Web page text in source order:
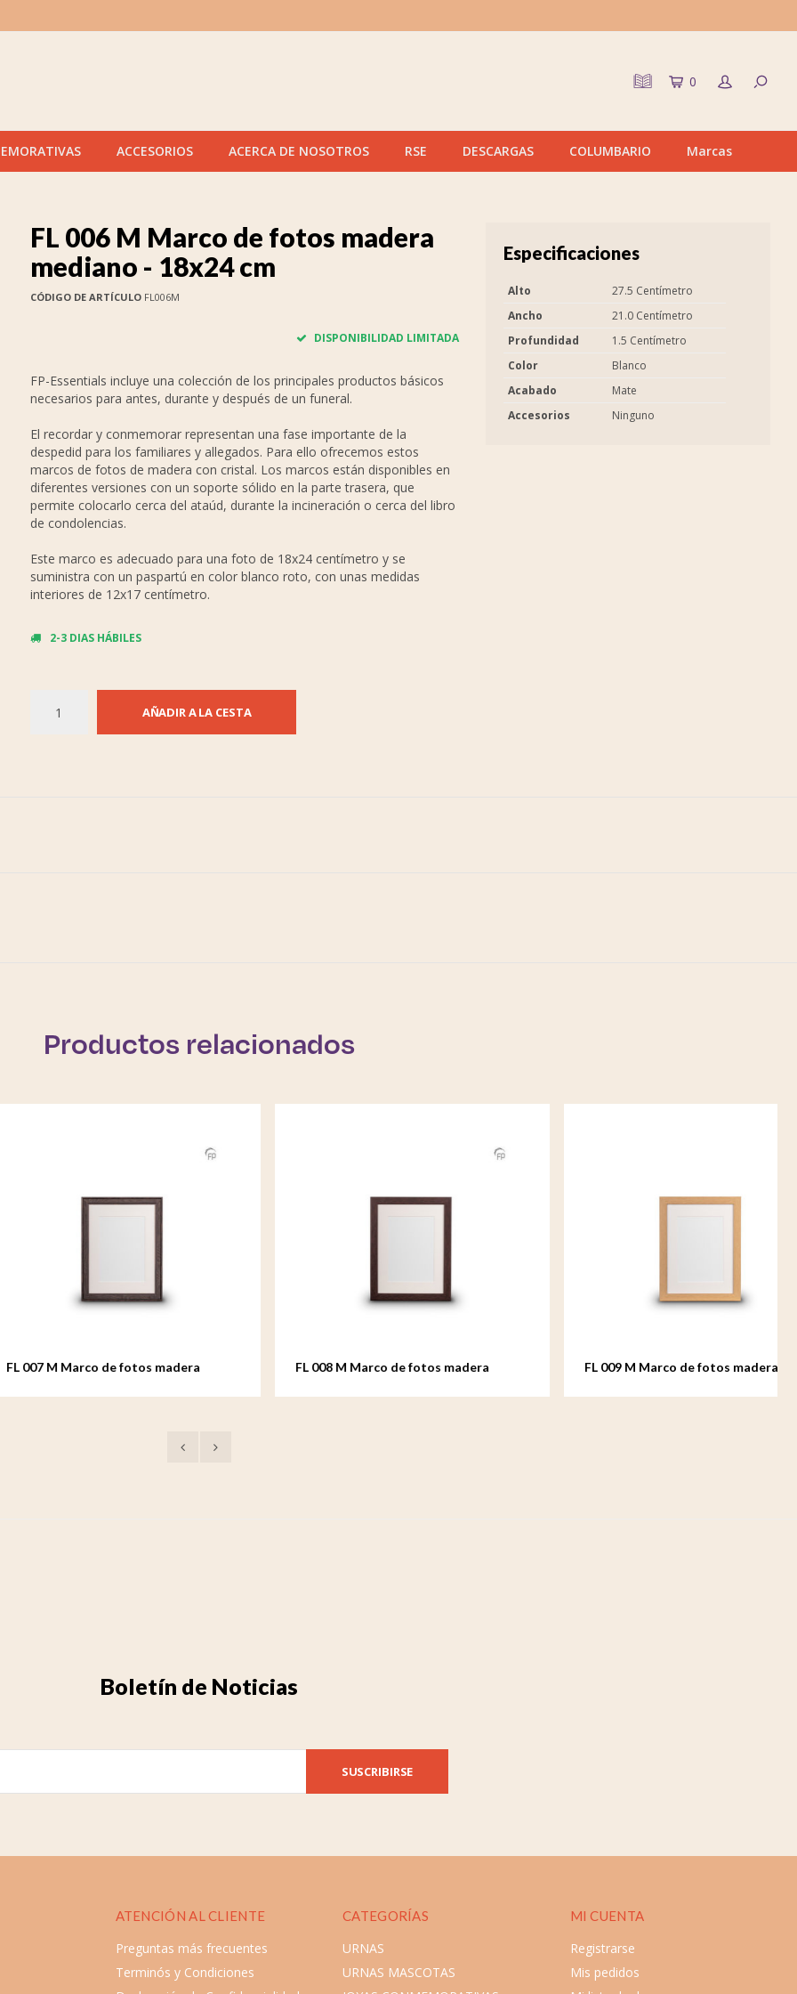
0
ACCESORIOS ACERCA DE NOSOTROS RSE DESCARGAS COLUMBARIO Marcas
FL 006 M Marco de fotos madera
mediano - 18x24 cm
CÓDIGO DE ARTÍCULOFL006M
DISPONIBILIDAD LIMITADA
FP-Essentials incluye una colección de los principales productos básicos
necesarios para antes, durante y después de un funeral.
El recordar y conmemorar representan una fase importante de la
despedid para los familiares y allegados. Para ello ofrecemos estos
marcos de fotos de madera con cristal. Los marcos están disponibles en
diferentes versiones con un soporte sólido en la parte trasera, que
permite colocarlo cerca del ataúd, durante la incineración o cerca del libro
de condolencias.
Este marco es adecuado para una foto de 18x24 centímetro y se
suministra con un paspartú en color blanco roto, con unas medidas
interiores de 12x17 centímetro.
2-3 DIAS HÁBILES
AÑADIR A LA CESTA
Especificaciones
Alto
27.5 Centímetro
Ancho
21.0 Centímetro
Profundidad
1.5 Centímetro
Color
Blanco
Acabado
Mate
Accesorios
Ninguno
Productos relacionados
de fotos madera
FL 008 M Marco de fotos madera
FL 009 M Marco de fotos madera
Boletín de Noticias
SUSCRIBIRSE
ATENCIÓN AL CLIENTE
Preguntas más frecuentes
Terminós y Condiciones
CATEGORÍAS
URNAS
URNAS MASCOTAS
MI CUENTA
Registrarse
Mis pedidos